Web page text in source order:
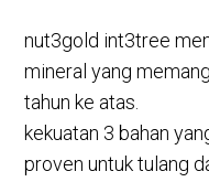
nut3gold int3tree
mineral yang
tahun ke atas.
kekuatan 3 bahan
proven untuk tulang